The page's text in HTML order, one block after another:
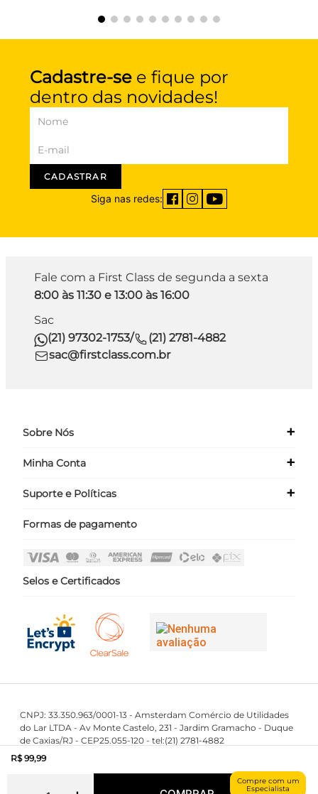
Compre com um
Especialista
R$ 99,99
Cadastre-se e fique por
dentro das novidades!
CADASTRAR
Siga nas redes:
Fale com a First Class de segunda a sexta
8:00 às 11:30 e 13:00 às 16:00
Sac
(21) 97302-1753/
(21) 2781-4882
sac@firstclass.com.br
Sobre Nós +
Quem Somos
Minha Conta +
Meus Dados
Suporte e Políticas +
Políticas
Fale Conosco
Formas de pagamento
Selos e Certificados
CNPJ: 33.350.963/0001-13 - Amsterdam Comércio de Utilidades
do Lar LTDA - Av Monte Castelo, 231 - Jardim Gramacho - Duque
de Caxias/RJ - CEP25.055-120 - tel:(21) 2781-4882
First Class © 2016 - 2023 - Todos os direitos reservados.